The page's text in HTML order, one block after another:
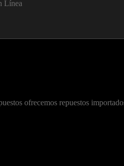
Línea
ofrecemos repuestos